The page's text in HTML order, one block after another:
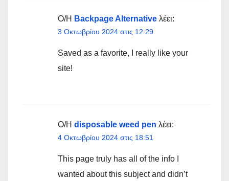
Ο/Η Backpage Alternative λέει:
3 Οκτωβρίου 2024 στις 12:29
Saved as a favorite, I really like your
site!
Ο/Η disposable weed pen λέει:
4 Οκτωβρίου 2024 στις 18:51
This page truly has all of the info I
wanted about this subject and didn’t